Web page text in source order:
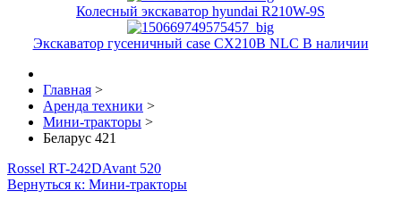
Колесный экскаватор hyundai R210W-9S
Экскаватор гусеничный case CX210B NLC В наличии
Главная >
Аренда техники >
Мини-тракторы >
Беларус 421
Rossel RT-242DAvant 520
Вернуться к: Мини-тракторы